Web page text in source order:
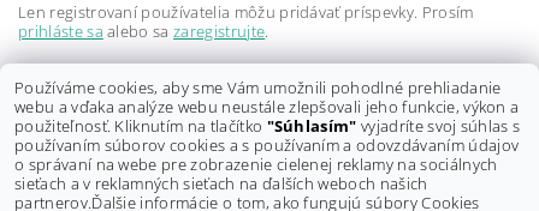
Len registrovaní používatelia môžu pridávať príspevky. Prosím
prihláste sa alebo sazaregistrujte.
Len registrovaní používatelia môžu pridávať hodnotenie. Prosím
prihláste saalebo sazaregistrujte
Používáme cookies, aby sme Vám umožnili pohodlné prehliadanie
webu a vďaka analýze webu neustále zlepšovali jeho funkcie, výkon a
použiteľnosť. Kliknutím na tlačítko "Súhlasím" vyjadríte svoj súhlas s
používaním súborov cookies a s používaním a odovzdávaním údajov
o správaní na webe pre zobrazenie cielenej reklamy na sociálnych
sieťach a v reklamných sieťach na ďalších weboch našich
partnerov.Ďalšie informácie o tom, ako fungujú súbory Cookies